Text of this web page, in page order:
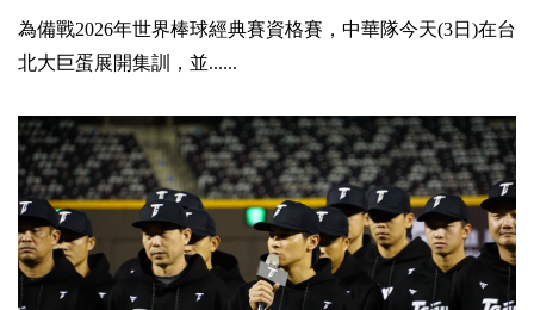
為備戰2026年世界棒球經典賽資格賽，中華隊今天(3日)在台
北大巨蛋展開集訓，並......